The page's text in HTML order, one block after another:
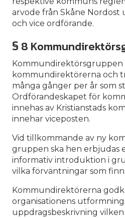
arvode från Skåne
och vice ordförande.
§ 8
Kommundirektörsgruppen
kommundirektörerna och
många gånger per år som
Ordförandeskapet för
innehas av Kristianstads
innehar viceposten.
Vid tillkommande av ny
gruppen ska hen erbjudas
informativ introduktion i
vilka förväntningar som
Kommundirektörerna
organisationens
uppdragsbeskrivning vilken